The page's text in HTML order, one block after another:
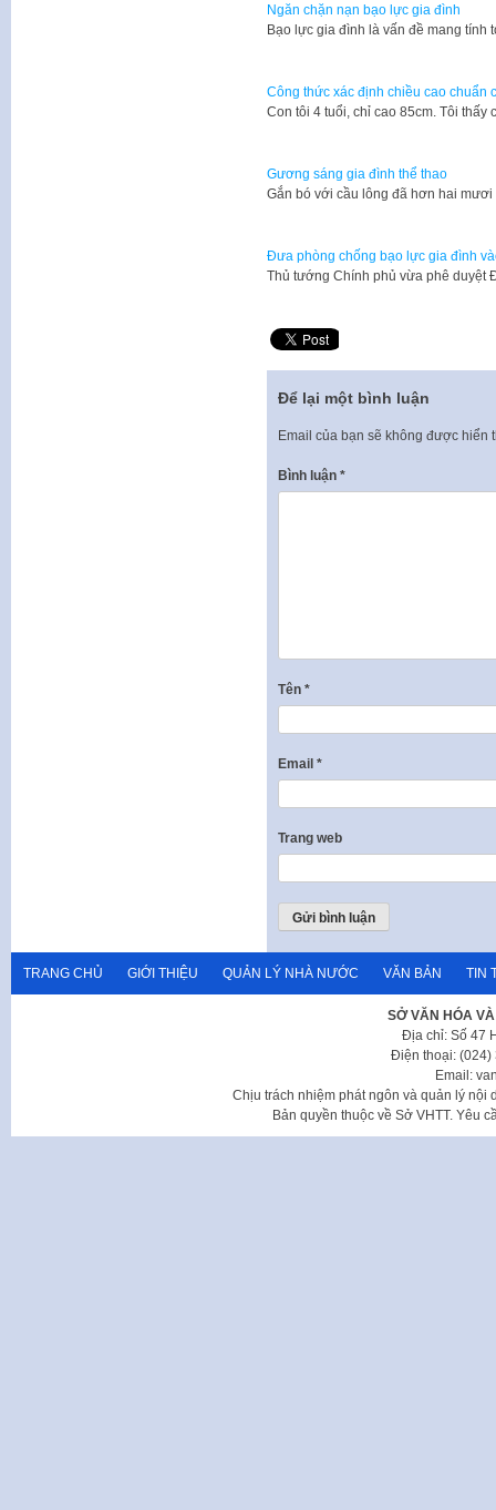
Ngăn chặn nạn bạo lực gia đình
​Bạo lực gia đình là vấn đề mang
Công thức xác định chiều cao chuẩn
​Con tôi 4 tuổi, chỉ cao 85cm. Tôi
Gương sáng gia đình thể thao
Gắn bó với cầu lông đã hơn hai
Đưa phòng chống bạo lực gia đình
​Thủ tướng Chính phủ vừa phê
Để lại một bình luận
Email của bạn sẽ không được hiển
Bình luận *
Tên *
Email *
Trang web
TRANG CHỦ GIỚI THIỆU QUẢN LÝ NHÀ NƯỚC VĂN BẢN TIN
SỞ VĂN HÓA
Địa chỉ: Số 47
Điện thoại: (024)
Email:
Chịu trách nhiệm phát ngôn và quản lý nội
Bản quyền thuộc về Sở VHTT. Yêu